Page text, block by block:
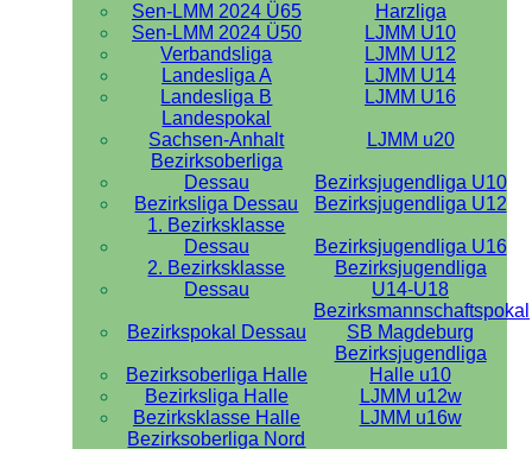
Sen-LMM 2024 Ü65
Harzliga
Sen-LMM 2024 Ü50
LJMM U10
Verbandsliga
LJMM U12
Landesliga A
LJMM U14
Landesliga B
LJMM U16
Landespokal
Sachsen-Anhalt
LJMM u20
Bezirksoberliga
Dessau
Bezirksjugendliga U10
Bezirksliga Dessau
Bezirksjugendliga U12
1. Bezirksklasse
Dessau
Bezirksjugendliga U16
2. Bezirksklasse
Dessau
Bezirksjugendliga
U14-U18
Bezirkspokal Dessau
Bezirksmannschaftspokal
SB Magdeburg
Bezirksoberliga Halle
Bezirksjugendliga
Halle u10
Bezirksliga Halle
LJMM u12w
Bezirksklasse Halle
LJMM u16w
Bezirksoberliga Nord